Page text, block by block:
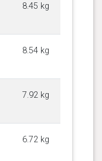
8.45 kg
8.54 kg
7.92 kg
6.72 kg